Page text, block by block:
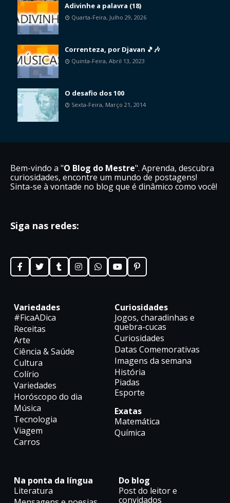
Adivinhe a palavra (18)
Quarta-Feira, Julho 29, 2026
Correnteza, por Djavan 🎵🎶
Quinta-Feira, Abril 13, 2023
O desafio dos 100
Sexta-Feira, Março 21, 2014
Bem-vindo a "O Blog do Mestre". Aprenda, descubra
curiosidades, encontre um mundo de postagens!
Sinta-se à vontade no blog que é dinâmico como você!
Siga nas redes:
Variedades
#FicaADica
Receitas
Arte
Ciência & Saúde
Cultura
Colírio
Variedades
Horóscopo do dia
Música
Tecnologia
Viagem
Carros
Curiosidades
Jogos, charadinhas e
quebra-cucas
Curiosidades
Datas Comemorativas
Imagens da semana
História
Piadas
Esporte
Exatas
Matemática
Química
Na ponta da língua
Literatura
Do blog
Post do leitor e
convidados